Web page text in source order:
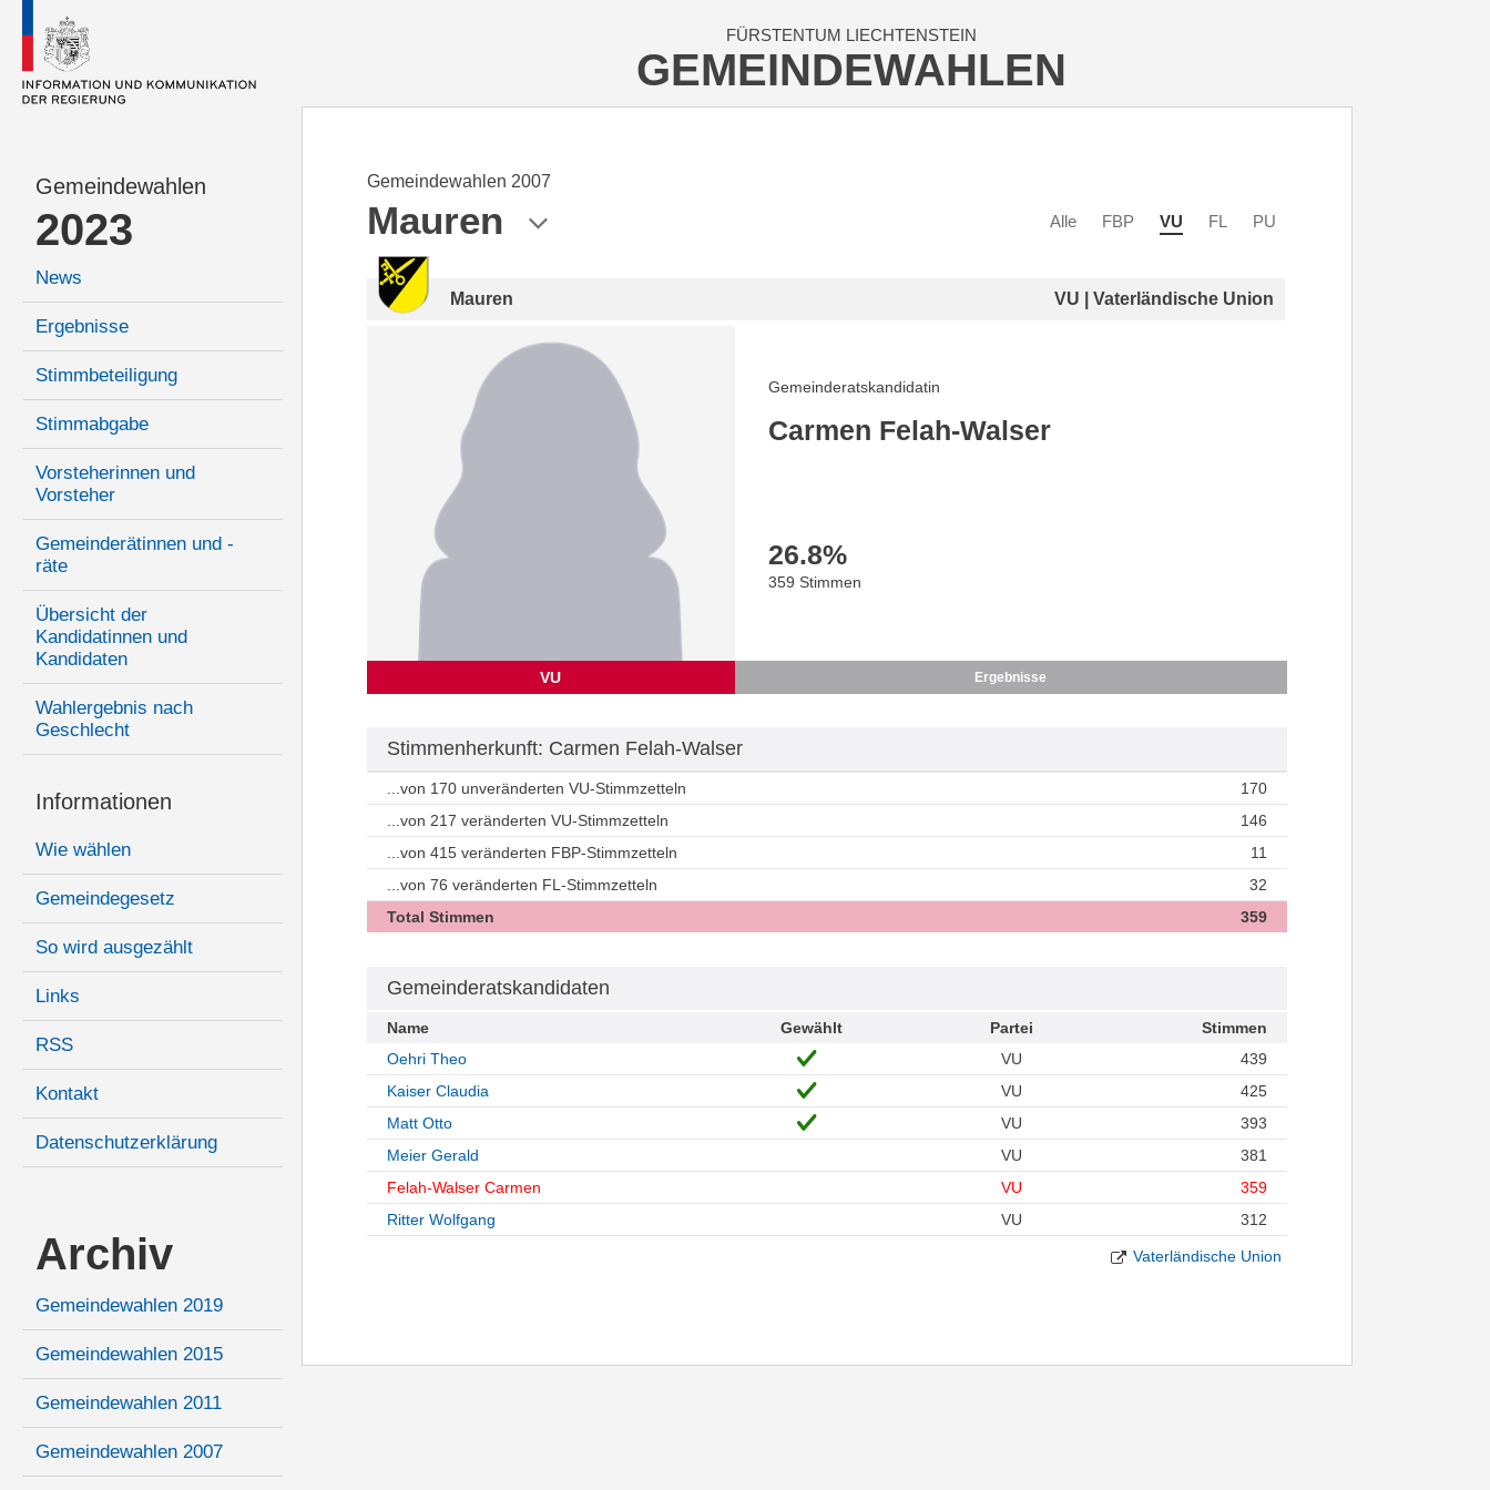
FÜRSTENTUM LIECHTENSTEIN
GEMEINDEWAHLEN
Gemeindewahlen
2023
News
Ergebnisse
Stimmbeteiligung
Stimmabgabe
Vorsteherinnen und
Vorsteher
Gemeinderätinnen und -
räte
Übersicht der
Kandidatinnen und
Kandidaten
Wahlergebnis nach
Geschlecht
Informationen
Wie wählen
Gemeindegesetz
So wird ausgezählt
Links
RSS
Kontakt
Datenschutzerklärung
Archiv
Gemeindewahlen 2019
Gemeindewahlen 2015
Gemeindewahlen 2011
Gemeindewahlen 2007
Gemeindewahlen 2007
Mauren Alle FBP VU FL PU
Mauren VU | Vaterländische Union
VU
Gemeinderatskandidatin
Carmen Felah-Walser
26.8%
359 Stimmen
Ergebnisse
Stimmenherkunft: Carmen Felah-Walser
...von 170 unveränderten VU-Stimmzetteln
170
...von 217 veränderten VU-Stimmzetteln
146
...von 415 veränderten FBP-Stimmzetteln
11
...von 76 veränderten FL-Stimmzetteln
32
Total Stimmen
359
Gemeinderatskandidaten
Name Gewählt Partei
Stimmen
Oehri Theo
VU
439
Kaiser Claudia
VU
425
Matt Otto
VU
393
Meier Gerald
VU
381
Felah-Walser Carmen
VU
359
Ritter Wolfgang
VU 312
Vaterländische Union